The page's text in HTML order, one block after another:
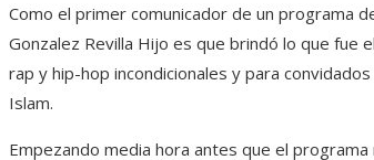
Como el primer comunicador de un programa
Gonzalez Revilla Hijo es que brindó lo que
rap y hip-hop incondicionales y para
Islam.
Empezando media hora antes que el